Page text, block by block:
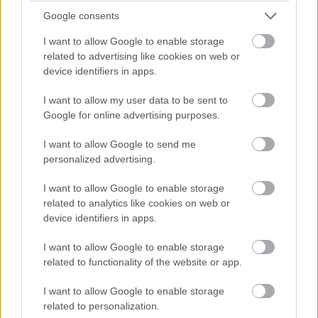
Google consents
I want to allow Google to enable storage
related to advertising like cookies on web or
device identifiers in apps.
I want to allow my user data to be sent to
Google for online advertising purposes.
I want to allow Google to send me
personalized advertising.
I want to allow Google to enable storage
related to analytics like cookies on web or
device identifiers in apps.
I want to allow Google to enable storage
related to functionality of the website or app.
I want to allow Google to enable storage
related to personalization.
Mint azonban Smith nyilatkozata is mutatja, a színész,
hogyha az igen sűrű menetrendje engedni fogja,
szívesen visszatérne egy folytatásra - talán pont Elba
Bloodsportjával apríthatnák a népet James Gunn őrült
#will smith #deadshot
#suicide squad
KVÍZ: mennyire ismered 2013
filmjeit?